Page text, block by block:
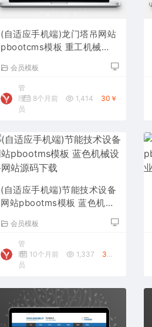
(自适应手机端)龙门塔吊网站
pbootcms模板 重工机械设
会员模板
管
理
员
8个月前 1,414 30￥
(自适应手机端)节能技术设备
网站pbootms模板 蓝色机械
会员模板
管
理
员
10个月前 1,337 30￥